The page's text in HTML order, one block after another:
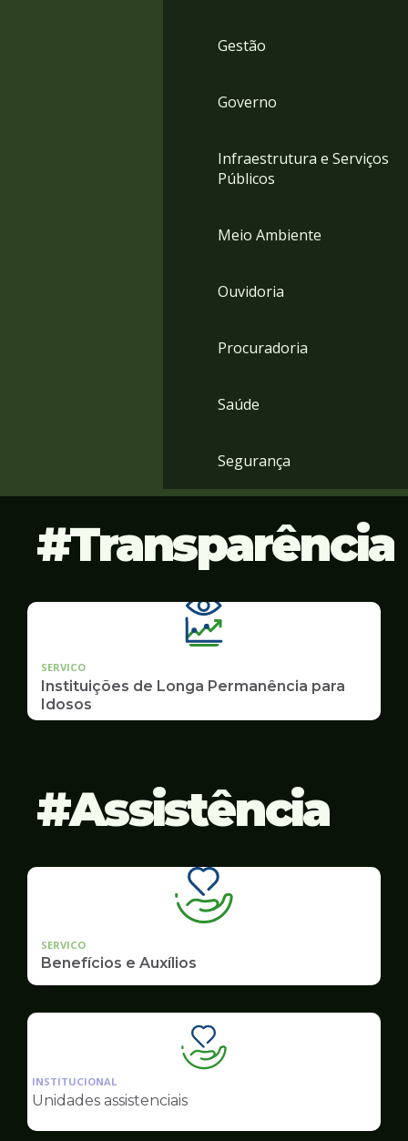
Gestão
Governo
Infraestrutura e Serviços
Públicos
Meio Ambiente
Ouvidoria
Procuradoria
Saúde
Segurança
Transparência
SERVICO
Instituições de Longa Permanência para
Idosos
Assistência
SERVICO
Benefícios e Auxílios
Ilustração
da
Assistência
INSTITUCIONAL
Unidades assistenciais